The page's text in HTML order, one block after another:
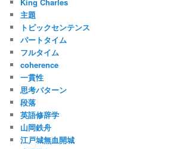
主題
トピックセンテンス
パートタイム
フルタイム
coherence
一貫性
思考パターン
段落
英語修辞学
山岡鉄舟
江戸城無血開城